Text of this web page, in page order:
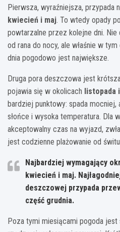
Pierwsza, wyraźniejsza, przypada
kwiecień i maj. To wtedy opady
powtarzalne przez kolejne dni.
od rana do nocy, ale właśnie w
dnia pogodowo jest największe.
Druga pora deszczowa jest
pojawia się w okolicach listopada
bardziej punktowy: spada
słońce i wysoka temperatura. Dla
akceptowalny czas na wyjazd,
jest codzienne plażowanie od
Najbardziej wymagający
kwiecień i maj.
deszczowej przypada
część grudnia.
Poza tymi miesiącami pogoda